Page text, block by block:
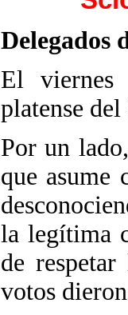
Delegados
El
platense
Por un
que asume
la legítima
de
votos